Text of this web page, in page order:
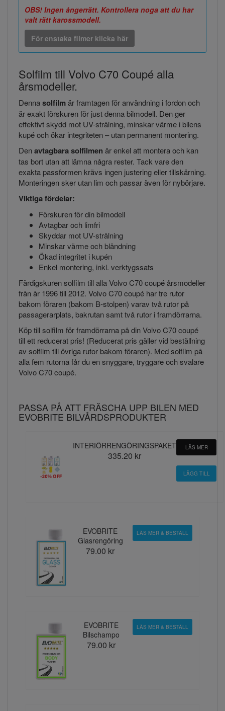
OBS! Ingen ångerrätt. Kontrollera noga att du har
valt rätt karossmodell.
För enstaka filmer klicka här
Solfilm till Volvo C70 Coupé alla
årsmodeller.
Dennasolfilmär framtagen för användning i fordon och
är exakt förskuren för just denna bilmodell. Den ger
effektivt skydd mot UV-strålning, minskar värme i bilens
kupé och ökar integriteten – utan permanent montering.
Denavtagbara solfilmen är enkel att montera och kan
tas bort utan att lämna några rester. Tack vare den
exakta passformen krävs ingen justering eller tillskärning.
Monteringen sker utan lim och passar även för nybörjare.
Viktiga fördelar:
Förskuren för din bilmodell
Avtagbar och limfri
Skyddar mot UV-strålning
Minskar värme och bländning
Ökad integritet i kupén
Enkel montering, inkl. verktygssats
Färdigskuren solfilm till alla Volvo C70 coupé årsmodeller
från år 1996 till 2012. Volvo C70 coupé har tre rutor
bakom föraren (bakom B-stolpen) varav två rutor på
passagerarplats, bakrutan samt två rutor i framdörrarna.
Köp till solfilm för framdörrarna på din Volvo C70 coupé
till ett reducerat pris! (Reducerat pris gäller vid beställning
av solfilm till övriga rutor bakom föraren). Med solfilm på
alla fem rutorna får du en snyggare, tryggare och svalare
Volvo C70 coupé.
PASSA PÅ ATT FRÄSCHA UPP BILEN MED
EVOBRITE BILVÅRDSPRODUKTER
INTERIÖRRENGÖRINGSPAKET
335.20 kr
LÄS MER
EVOBRITE
Glasrengöring
79.00 kr
LÄS MER & BESTÄLL
EVOBRITE
Bilschampo
79.00 kr
LÄS MER & BESTÄLL